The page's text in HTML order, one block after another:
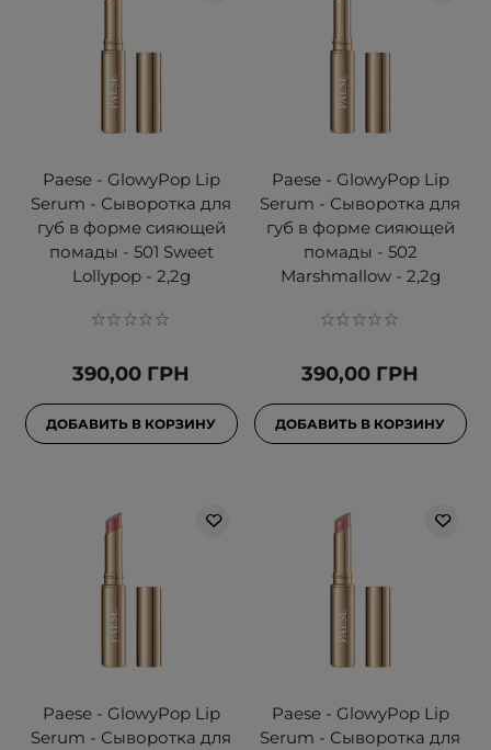
Paese - GlowyPop Lip
Serum - Сыворотка для
губ в форме сияющей
помады - 501 Sweet
Lollypop - 2,2g
390,00 ГРН
ДОБАВИТЬ В КОРЗИНУ
Paese - GlowyPop Lip
Serum - Сыворотка для
губ в форме сияющей
помады - 502
Marshmallow - 2,2g
390,00 ГРН
ДОБАВИТЬ В КОРЗИНУ
Paese - GlowyPop Lip
Serum - Сыворотка для
Paese - GlowyPop Lip
Serum - Сыворотка для